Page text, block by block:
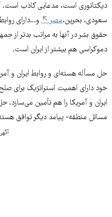
دیکتاتوری است، مدعایی کاذب است.
سعودی، بحرین،مصر
و...دارای
حقوق بشر در آنها به مراتب بدتر از
دموکراسی هم بیشتر از ایران است.
حل مسأله هسته‌ای و روابط ایران و
خود دارای اهمیت استراتژیک برای
ایران و آمریکا را هم تأمین
مسائل منطقه- پیامد دیگر توافق